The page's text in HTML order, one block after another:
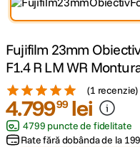
4. peak design
canon sx740 hs
6. lavaliera
7. card memorie
Fujifilm 23mm
F1.4 R LM WR
(1 recenzie)
4.79999 lei
4799 puncte de fidelitate
Rate fără dobânda de la 199